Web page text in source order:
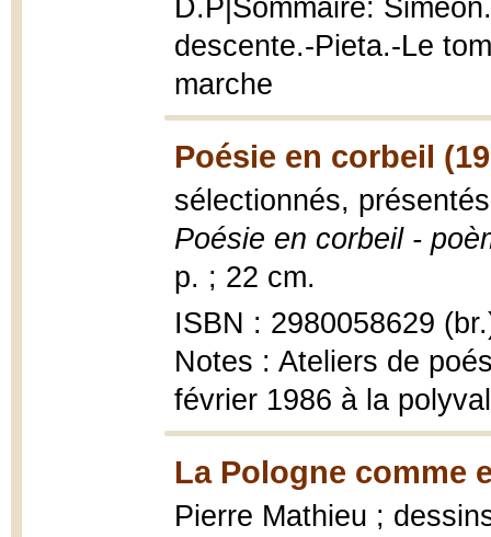
D.P|Sommaire:
descente.-Pieta.-Le
marche
Poésie en corbeil
sélectionnés,
Poésie en corbeil -
p. ; 22 cm.
ISBN : 2980058629
Notes : Ateliers de
février 1986 à la
La Pologne comme
Pierre Mathieu ;